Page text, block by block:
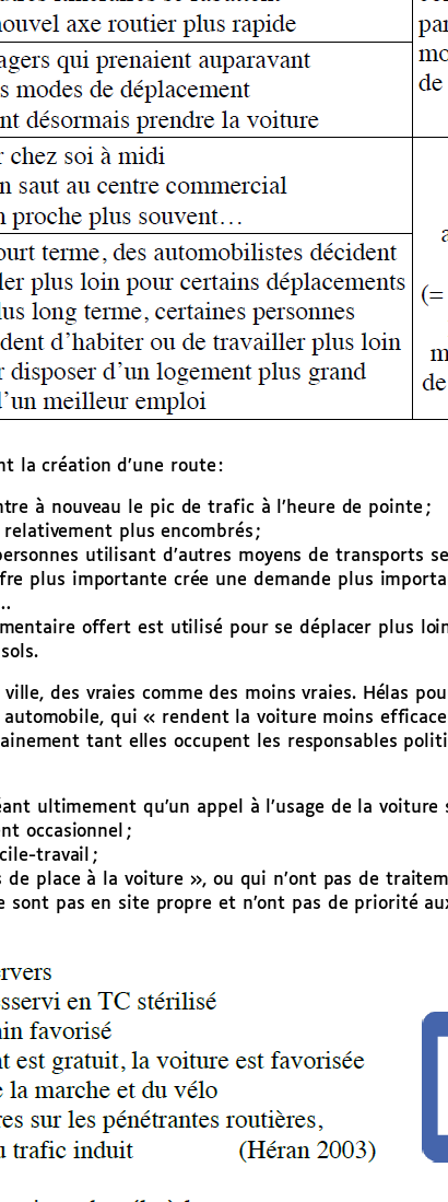
la création d’une route :
à nouveau le pic de trafic à l’heure de pointe ;
plus encombrés ;
utilisant d’autres moyens de transports
plus importante crée une demande plus
offert est utilisé pour se déplacer plus
des vraies comme des moins vraies. Hélas
qui « rendent la voiture moins
tant elles occupent les responsables
ultimement qu’un appel à l’usage de la
occasionnel ;
travail ;
place à la voiture », ou qui n’ont pas de
sont pas en site propre et n’ont pas de priorité